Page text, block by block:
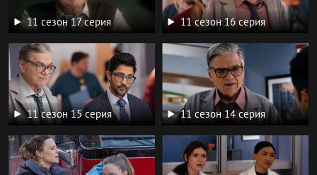
11 сезон 17 серия 11 сезон 16 серия
11 сезон 15 серия 11 сезон 14 серия